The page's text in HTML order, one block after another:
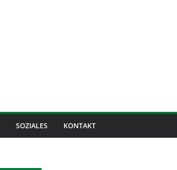
SOZIALES KONTAKT